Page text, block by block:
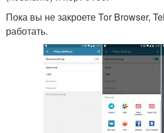
Пока вы не закроете Tor Browser,
работать.